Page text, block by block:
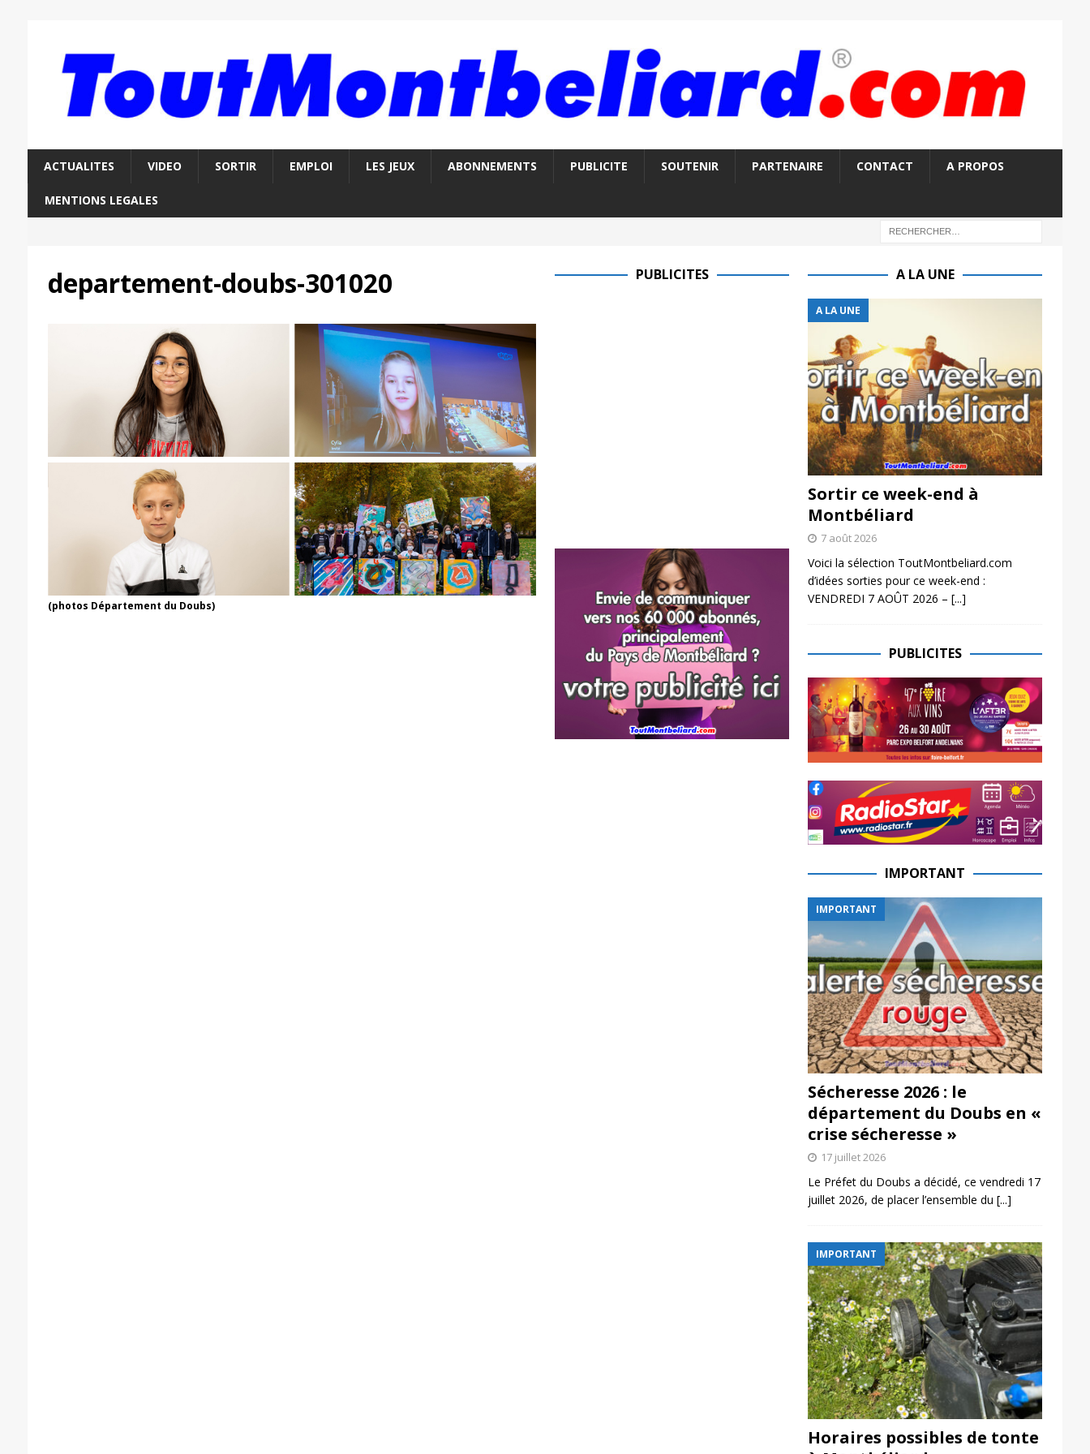
ACTUALITES VIDEO SORTIR EMPLOI LES JEUX ABONNEMENTS PUBLICITE SOUTENIR PARTENAIRE CONTACT A PROPOS
MENTIONS LEGALES
departement-doubs-301020
(photos Département du Doubs)
PUBLICITES A LA UNE
A LA UNE
Sortir ce week-end à
Montbéliard
7 août 2026
Voici la sélection ToutMontbeliard.com
d’idées sorties pour ce week-end :
VENDREDI 7 AOÛT 2026 – [...]
PUBLICITES
IMPORTANT
IMPORTANT
Sécheresse 2026 : le
département du Doubs en «
crise sécheresse »
17 juillet 2026
Le Préfet du Doubs a décidé, ce vendredi 17
juillet 2026, de placer l’ensemble du [...]
IMPORTANT
Horaires possibles de tonte